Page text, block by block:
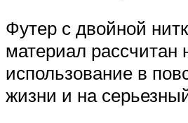
Футер с двойной
материал рассчитан
использование в
жизни и на